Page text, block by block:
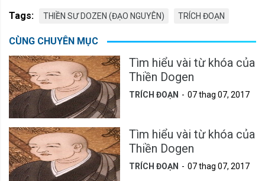
Tags: THIỀN SƯ DOZEN (ĐẠO NGUYÊN) TRÍCH ĐOẠN
CÙNG CHUYÊN MỤC
Tìm hiểu vài từ khóa của
Thiền Dogen
TRÍCH ĐOẠN 07 thag 07, 2017
Tìm hiểu vài từ khóa của
Thiền Dogen
TRÍCH ĐOẠN 07 thag 07, 2017